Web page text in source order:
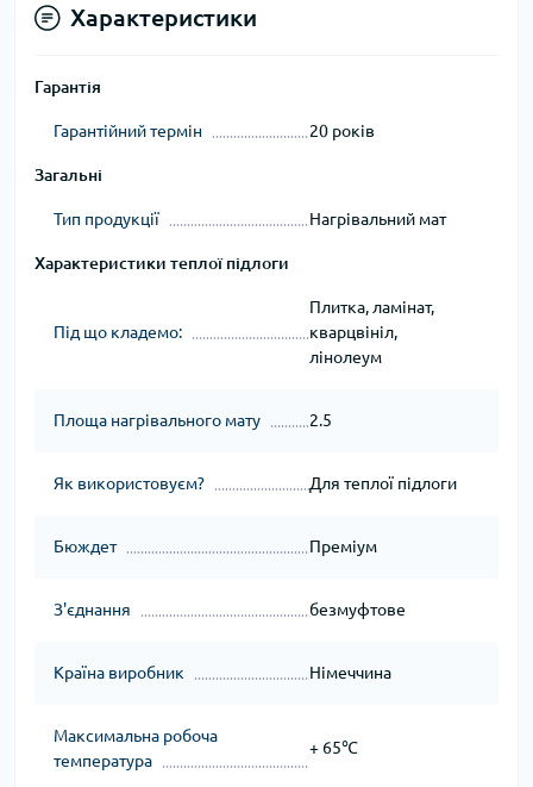
Характеристики
Гарантія
Гарантійний термін 20 років
Загальні
Тип продукції Нагрівальний мат
Характеристики теплої підлоги
Під що кладемо:
Плитка, ламінат,
кварцвініл,
лінолеум
Площа нагрівального мату 2.5
Як використовуєм? Для теплої підлоги
Бюждет Преміум
З'єднання безмуфтове
Країна виробник Німеччина
Максимальна робоча
температура
+ 65℃